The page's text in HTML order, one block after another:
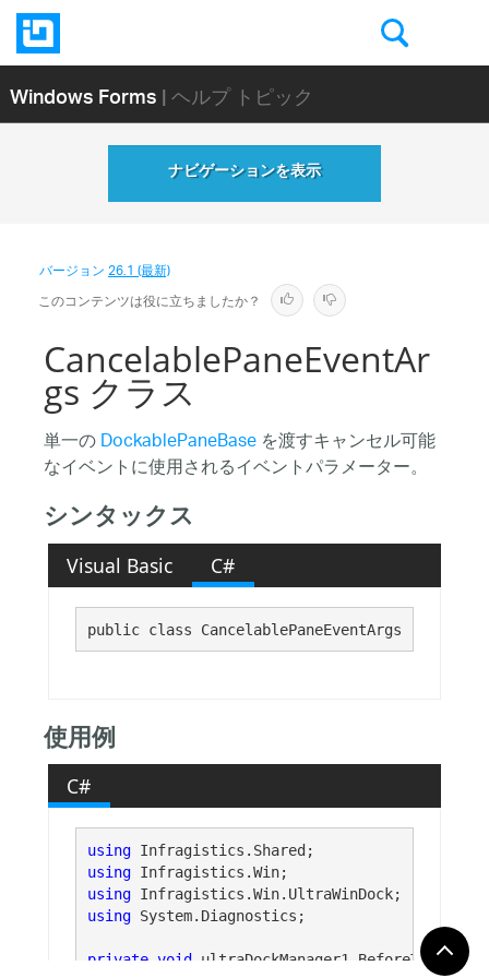
Windows Forms| ヘルプ トピック
ナビゲーションを表示
バージョン26.1 (最新)
このコンテンツは役に立ちましたか？
CancelablePaneEventAr
gs クラス
単一のDockablePaneBaseを渡すキャンセル可能
なイベントに使用されるイベントパラメーター。
シンタックス
Visual Basic C#
public class CancelablePaneEventArgs :
使用例
C#
using
using
using
using System.Diagnostics;
private void